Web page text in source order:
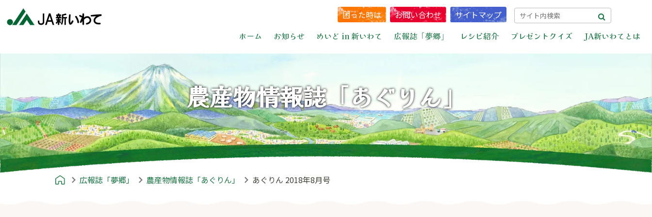
困った時は お問い合わせ
サイトマップ
ホーム
お知らせ めいど in 新いわて 広報誌「夢郷」 レシピ紹介 プレゼントクイズ JA新いわてとは
農産物情報誌「あぐりん」
広報誌「夢郷」 農産物情報誌「あぐりん」 あぐりん 2018年8月号